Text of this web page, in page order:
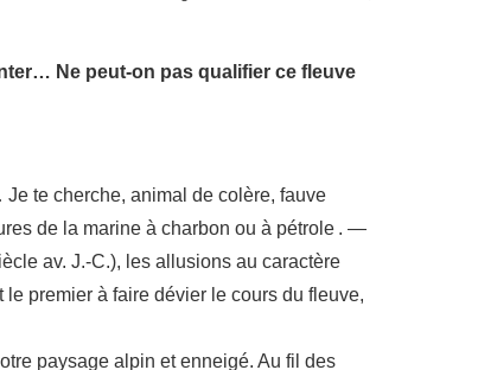
Ne peut-on pas qualifier ce fleuve
te cherche, animal de colère, fauve
de la marine à charbon ou à pétrole . —
av. J.-C.), les allusions au caractère
premier à faire dévier le cours du fleuve,
paysage alpin et enneigé. Au fil des